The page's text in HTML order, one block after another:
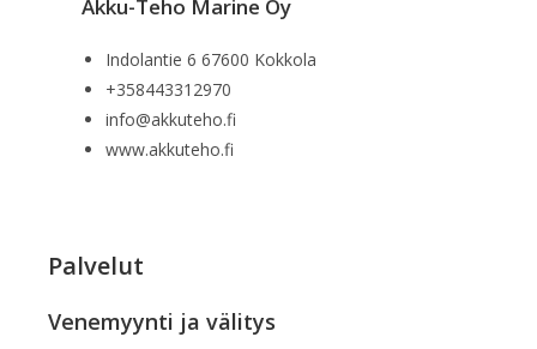
Akku-Teho Marine Oy
Indolantie 6 67600 Kokkola
+358443312970
info@akkuteho.fi
www.akkuteho.fi
Palvelut
Venemyynti ja välitys